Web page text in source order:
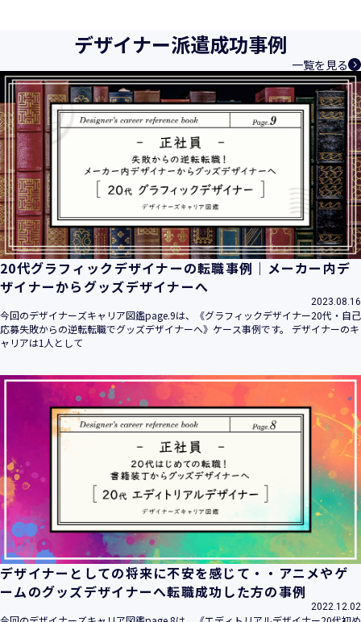
様、お取引先関係者の個人情報及び特定個人情報などを、人
材派遣サービス、人材紹介サービス、請負サービス、その
他、利用者の皆さまの「活躍の場の創造」と「就業の機会の
創出」に利用しています。また、従業者の情報及び特定個人
情報などを従業者管理に利用します。これらから当社にとっ
て個人情報及び特定個人情報の保護が重大な責務であると同
時に、個人情報などの保護を徹底することは企業の社会的責
務と認識しております。そこで、個人情報保護理念と自ら定
めた行動規範に基づき、社会的使命を十分に認識し、本人の
権利の保護、個人情報に関する法規制等を遵守致します。
また、以下に示す方針を具現化するための個人情報保護マネ
ジメントシステムを構築し、最新のＩＴ技術の動向、社会的
要請の変化、経営環境の変動等を常に認識しながら、その継
続的改善に、全社を挙げて取り組むことをここに宣言致しま
す。
当社は、事業の目的に適切な個人情報の取得・利用及び提供
を行い、特定された利用目的の達成に必要な範囲を超えた個
人情報の取扱いを行いません。また、そのための措置を講じ
当社は個人情報の取扱いに関する法令、国が定める指針その
他の規範を遵守致します。
当社は個人情報の漏えい、滅失、き損などのリスクに対して
は、合理的な安全対策を講じて防止する規程、体制を構築
し、継続的に向上させていきます。また、万一の際には速や
かに是正措置を講じます。
当社は個人情報取扱いに関する苦情及び相談に対しては、迅
速かつ誠実に対応致します。
個人情報保護マネジメントシステムは、当社を取り巻く環境
の変化と実情を踏まえ、適時・適切に見直して継続的に改善
をはかっていきます。
個人情報保護方針に関するお問合せ先 兼 個人情報に関する苦
情・相談窓口
株式会社 ユウクリ 個人情報保護管理責任者 安部 洋平
デザイナー派遣成功事例
一覧を見る
20代グラフィックデザイナーの転職事例｜メーカー内デ
ザイナーからグッズデザイナーへ
2023.08.16
今回のデザイナーズキャリア図鑑page.9は、《グラフィックデザイナー20代・自己
応募失敗からの逆転転職でグッズデザイナーへ》ケース事例です。 デザイナーのキ
ャリアは1人として
デザイナーとしての将来に不安を感じて・・アニメやゲ
ームのグッズデザイナーへ転職成功した方の事例
2022.12.02